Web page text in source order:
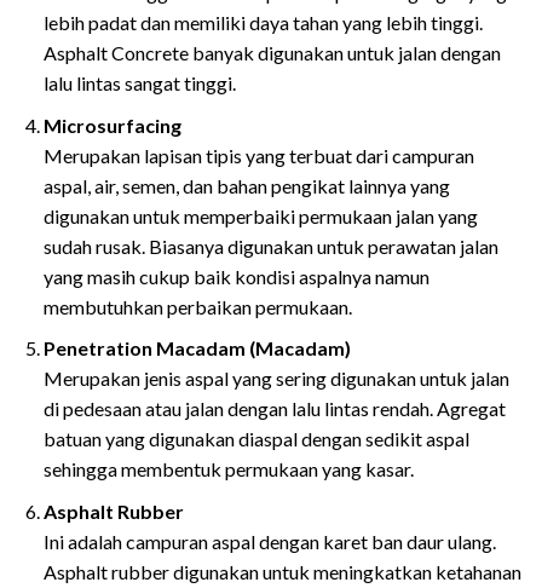
lebih padat dan memiliki daya tahan yang lebih tinggi.
Asphalt Concrete banyak digunakan untuk jalan dengan
lalu lintas sangat tinggi.
Microsurfacing
Merupakan lapisan tipis yang terbuat dari campuran
aspal, air, semen, dan bahan pengikat lainnya yang
digunakan untuk memperbaiki permukaan jalan yang
sudah rusak. Biasanya digunakan untuk perawatan jalan
yang masih cukup baik kondisi aspalnya namun
membutuhkan perbaikan permukaan.
Penetration Macadam (Macadam)
Merupakan jenis aspal yang sering digunakan untuk jalan
di pedesaan atau jalan dengan lalu lintas rendah. Agregat
batuan yang digunakan diaspal dengan sedikit aspal
sehingga membentuk permukaan yang kasar.
Asphalt Rubber
Ini adalah campuran aspal dengan karet ban daur ulang.
Asphalt rubber digunakan untuk meningkatkan ketahanan